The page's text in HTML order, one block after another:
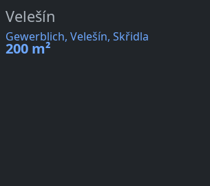
Velešín
Gewerblich, Velešín, Skřidla
200 m²